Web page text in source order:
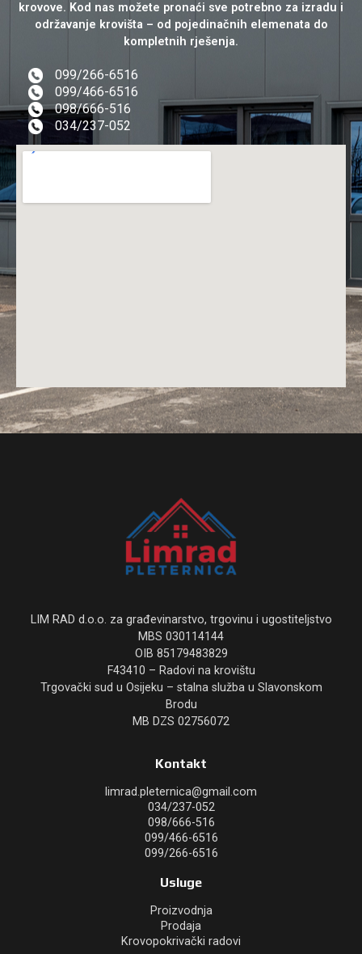
krovove. Kod nas možete pronaći sve potrebno za izradu i
održavanje krovišta – od pojedinačnih elemenata do
kompletnih rješenja.
099/266-6516
099/466-6516
098/666-516
034/237-052
LIM RAD d.o.o. za građevinarstvo, trgovinu i ugostiteljstvo
MBS 030114144
OIB 85179483829
F43410 – Radovi na krovištu
Trgovački sud u Osijeku – stalna služba u Slavonskom
Brodu
MB DZS 02756072
Kontakt
limrad.pleternica@gmail.com
034/237-052
098/666-516
099/466-6516
099/266-6516
Usluge
Proizvodnja
Prodaja
Krovopokrivački radovi